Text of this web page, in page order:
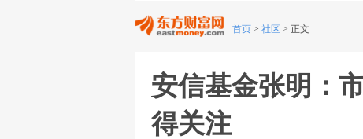
首页 > 社区 > 正文
安信基金张明：
得关注